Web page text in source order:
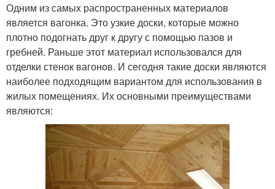
Одним из самых распространенных материалов
является вагонка. Это узкие доски, которые можно
плотно подогнать друг к другу с помощью пазов и
гребней. Раньше этот материал использовался для
отделки стенок вагонов. И сегодня такие доски являются
наиболее подходящим вариантом для использования в
жилых помещениях. Их основными преимуществами
являются: